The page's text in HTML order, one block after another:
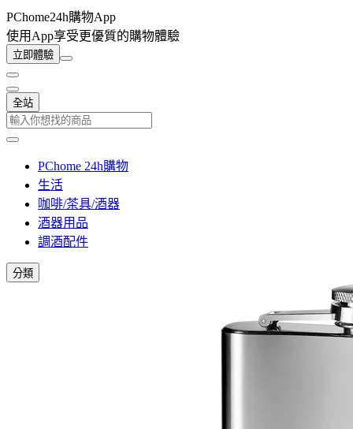
PChome24h購物App
使用App享受更優質的購物體驗
立即體驗
全站
PChome 24h購物
生活
咖啡/茶具/酒器
酒器用品
調酒配件
分類